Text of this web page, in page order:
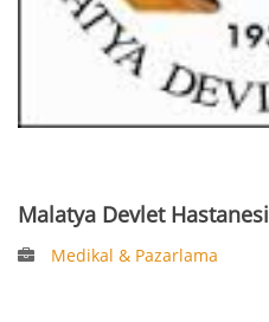
Malatya Devlet Hastanesi
Medikal & Pazarlama